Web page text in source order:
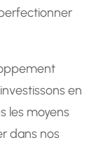
en
les moyens
dans nos